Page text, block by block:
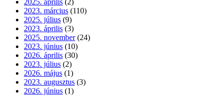
2025. április (2)
2023. március (110)
2025. július (9)
2023. április (3)
2025. november (24)
2023. június (10)
2026. április (30)
2023. július (2)
2026. május (1)
2023. augusztus (3)
2026. június (1)